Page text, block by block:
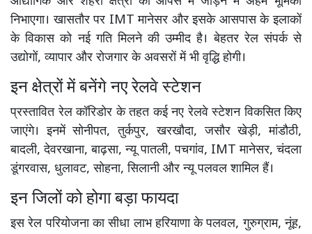
निभाएगा। खासतौर पर IMT मानेसर और इसके आसपास के इलाकों
के विकास को नई गति मिलने की उम्मीद है। बेहतर रेल संपर्क से
उद्योगों, व्यापार और रोजगार के अवसरों में भी वृद्धि होगी।
इन क्षेत्रों में बनेंगे नए रेलवे स्टेशन
प्रस्तावित रेल कॉरिडोर के तहत कई नए रेलवे स्टेशन विकसित किए
जाएंगे। इनमें सोनीपत, तुर्कपुर, खरखौदा, जसौर खेड़ी, मांडौठी,
बादली, देवरखाना, बाढ़सा, न्यू पातली, पचगांव, IMT मानेसर, चंदला
डूंगरवास, धुलावट, सोहना, सिलानी और न्यू पलवल शामिल हैं।
इन जिलों को होगा बड़ा फायदा
इस रेल परियोजना का सीधा लाभ हरियाणा के पलवल, गुरुग्राम, नूंह,